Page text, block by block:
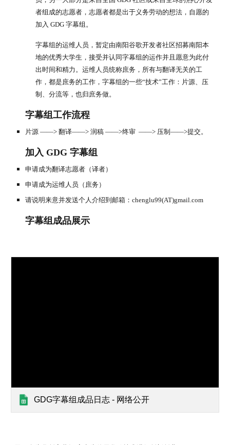
者组成的志愿者，志愿者都是出于义务劳动的想法，自愿的
加入 GDG 字幕组。
字幕组的运维人员，暂定由南阳谷歌开发者社区招募南阳本
地的优秀大学生，接受并认同字幕组的运作并且愿意为此付
出时间和精力。运维人员统称庶务，所有与翻译无关的工
作，都是庶务的工作，字幕组的一些“技术”工作：片源、压
制、分流等，也归庶务做。
字幕组工作流程
片源 ——> 翻译——> 润稿 ——>终审  ——> 压制——>提交。
加入 GDG 字幕组
申请成为翻译志愿者（译者）
申请成为运维人员（庶务）
请说明来意并发送个人介绍到邮箱：chenglu99(AT)gmail.com
字幕组成品展示
GDG字幕组成品日志 - 网络公开